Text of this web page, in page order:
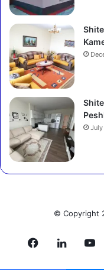
d
h
n
k
a
ë
r
p
e
r
E
© Copyright
Facebook
LinkedIn